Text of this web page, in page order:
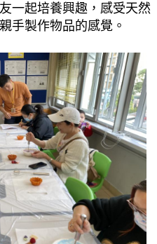
一起培養興趣，感受天然
手製作物品的感覺。